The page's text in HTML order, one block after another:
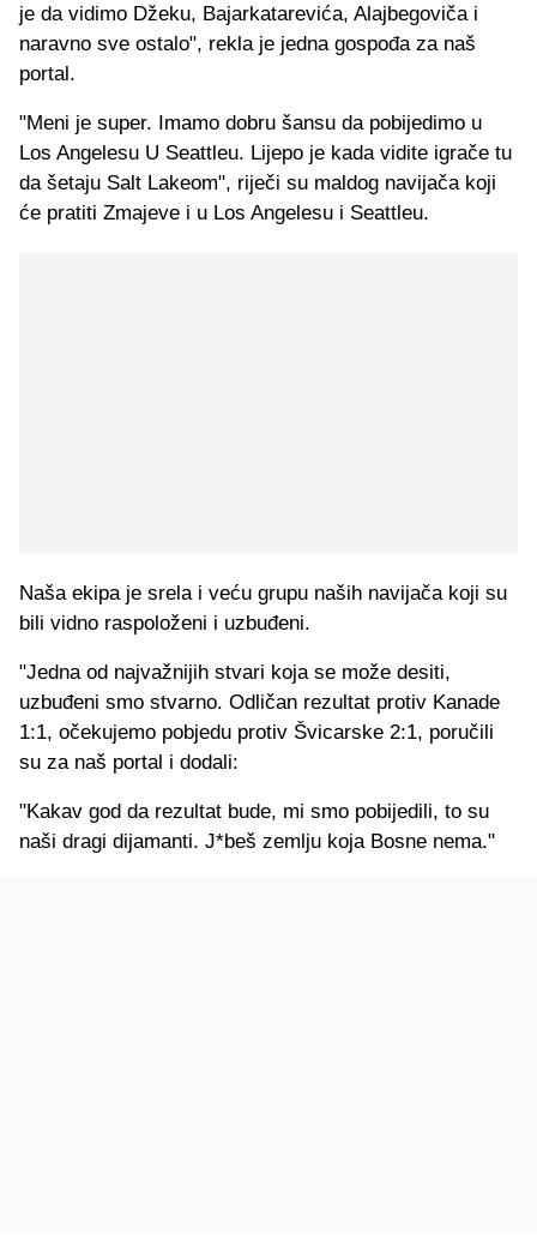
je da vidimo Džeku, Bajarkatarevića, Alajbegoviča i
naravno sve ostalo", rekla je jedna gospođa za naš
portal.
"Meni je super. Imamo dobru šansu da pobijedimo u
Los Angelesu U Seattleu. Lijepo je kada vidite igrače tu
da šetaju Salt Lakeom", riječi su maldog navijača koji
će pratiti Zmajeve i u Los Angelesu i Seattleu.
Naša ekipa je srela i veću grupu naših navijača koji su
bili vidno raspoloženi i uzbuđeni.
"Jedna od najvažnijih stvari koja se može desiti,
uzbuđeni smo stvarno. Odličan rezultat protiv Kanade
1:1, očekujemo pobjedu protiv Švicarske 2:1, poručili
su za naš portal i dodali:
"Kakav god da rezultat bude, mi smo pobijedili, to su
naši dragi dijamanti. J*beš zemlju koja Bosne nema."